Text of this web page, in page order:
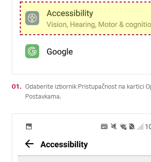
01. Odaberite izbornik Pristupačnost na kartici
Postavkama.